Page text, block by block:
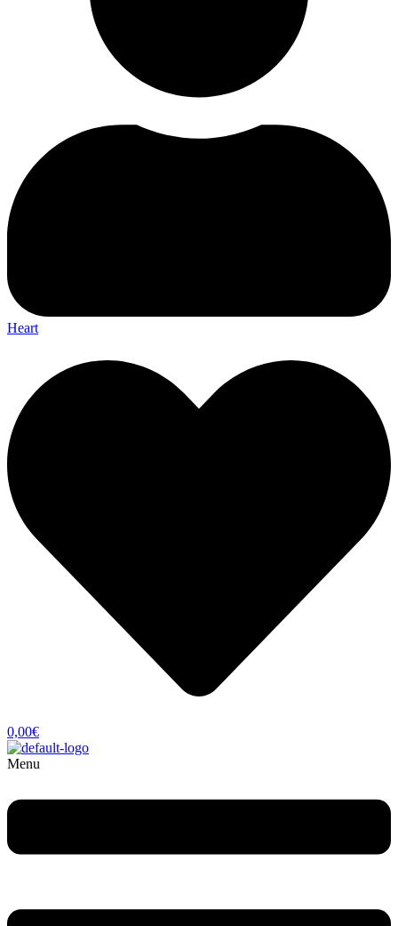
Heart
0,00€
Menu